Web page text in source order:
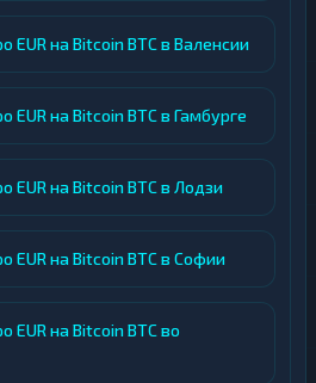
EUR на Bitcoin BTC в Валенсии
на Bitcoin BTC в Гамбурге
EUR на Bitcoin BTC в Лодзи
EUR на Bitcoin BTC в Софии
на Bitcoin BTC во